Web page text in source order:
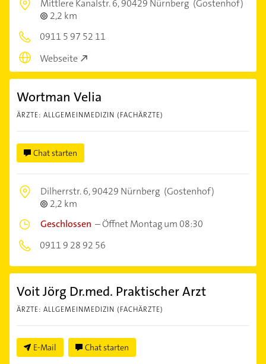
Mittlere Kanalstr. 6,90429 Nürnberg (Gostenhof)
2,2 km
0911 5 97 52 11
Webseite
Wortman Velia
ÄRZTE: ALLGEMEINMEDIZIN (FACHÄRZTE)
Chat starten
Dilherrstr. 6,90429 Nürnberg (Gostenhof)
2,2 km
Geschlossen –Öffnet Montag um 08:30
0911 9 28 92 56
Voit Jörg Dr.med. Praktischer Arzt
ÄRZTE: ALLGEMEINMEDIZIN (FACHÄRZTE)
E-Mail Chat starten